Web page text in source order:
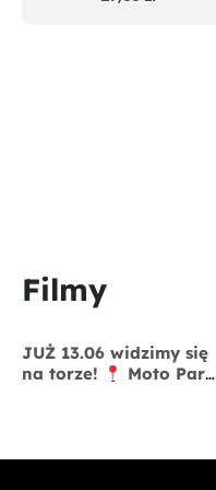
Filmy
JUŻ 13.06 widzimy się
na torze!
Moto Park